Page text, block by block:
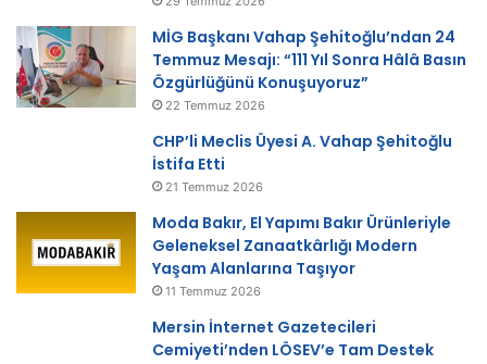
MİG Başkanı Vahap Şehitoğlu’ndan 24
Temmuz Mesajı: “111 Yıl Sonra Hâlâ Basın
Özgürlüğünü Konuşuyoruz”
22 Temmuz 2026
CHP’li Meclis Üyesi A. Vahap Şehitoğlu
İstifa Etti
21 Temmuz 2026
Moda Bakır, El Yapımı Bakır Ürünleriyle
Geleneksel Zanaatkârlığı Modern
Yaşam Alanlarına Taşıyor
11 Temmuz 2026
Mersin İnternet Gazetecileri
Cemiyeti’nden LÖSEV’e Tam Destek